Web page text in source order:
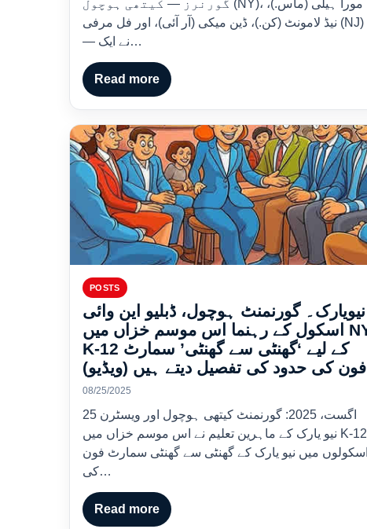
گورنرز — کیتھی ہوچول (NY)، مورا ہیلی (ماس.)،
نیڈ لامونٹ (کن.)، ڈین میکی (آر آئی)، اور فل مرفی (NJ)
— نے ایک…
Read more
POSTS
نیویارک۔ گورنمنٹ ہوچول، ڈبلیو این وائی
اسکول کے رہنما اس موسم خزاں میں NY
K-12 کے لیے ‘گھنٹی سے گھنٹی’ سمارٹ
فون کی حدود کی تفصیل دیتے ہیں (ویڈیو)
08/25/2025
25 اگست، 2025: گورنمنٹ کیتھی ہوچول اور ویسٹرن
نیو یارک کے ماہرین تعلیم نے اس موسم خزاں میں K-12
اسکولوں میں نیو یارک کے گھنٹی سے گھنٹی سمارٹ فون
کی…
Read more